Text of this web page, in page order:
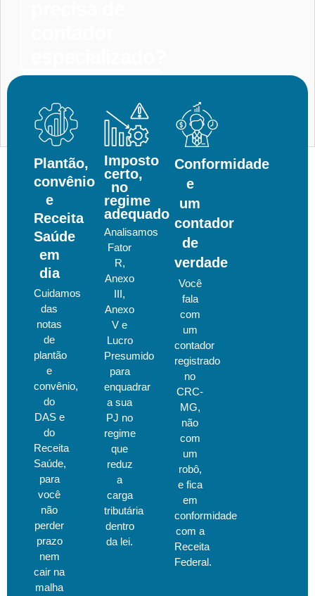
Em
Contato
Plantão,
convênio
e
Receita
Saúde
em
dia
Cuidamos
das
notas
de
plantão
e
convênio,
do
DAS e
do
Receita
Saúde,
para
você
não
perder
prazo
nem
cair na
malha
Imposto
certo,
no
regime
adequado
Analisamos
Fator
R,
Anexo
III,
Anexo
V e
Lucro
Presumido
para
enquadrar
a sua
PJ no
regime
que
reduz
a
carga
tributária
dentro
da lei.
Conformidade
e
um
contador
de
verdade
Você
fala
com
um
contador
registrado
no
CRC-
MG,
não
com
um
robô,
e fica
em
conformidade
com a
Receita
Federal.